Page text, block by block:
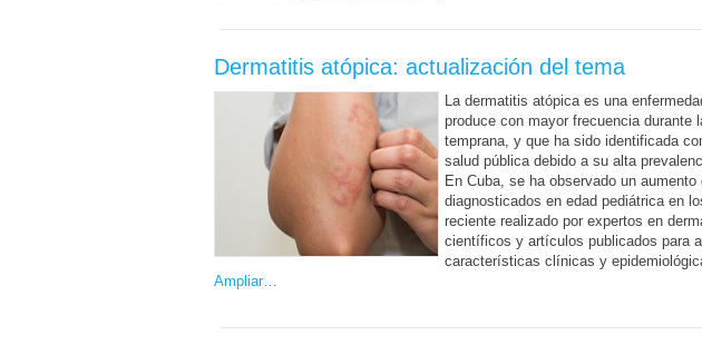
Dermatitis atópica: actualización del tema
La dermatitis atópica es una
produce con mayor frecuencia durante
temprana, y que ha sido identificada
salud pública debido a su alta
En Cuba, se ha observado un
diagnosticados en edad pediátrica en
reciente realizado por expertos en
científicos y artículos publicados para
características clínicas y
Ampliar…